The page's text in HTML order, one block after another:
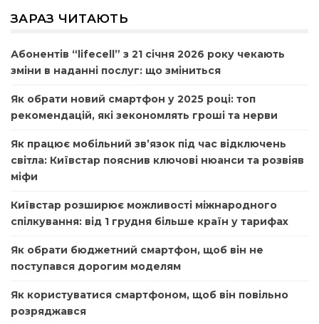
ЗАРАЗ ЧИТАЮТЬ
Абонентів “lifecell” з 21 січня 2026 року чекають
зміни в наданні послуг: що зміниться
Як обрати новий смартфон у 2025 році: топ
рекомендацій, які зекономлять гроші та нерви
Як працює мобільний зв’язок під час відключень
світла: Київстар пояснив ключові нюанси та розвіяв
міфи
Київстар розширює можливості міжнародного
спілкування: від 1 грудня більше країн у тарифах
Як обрати бюджетний смартфон, щоб він не
поступався дорогим моделям
Як користуватися смартфоном, щоб він повільно
розряджався